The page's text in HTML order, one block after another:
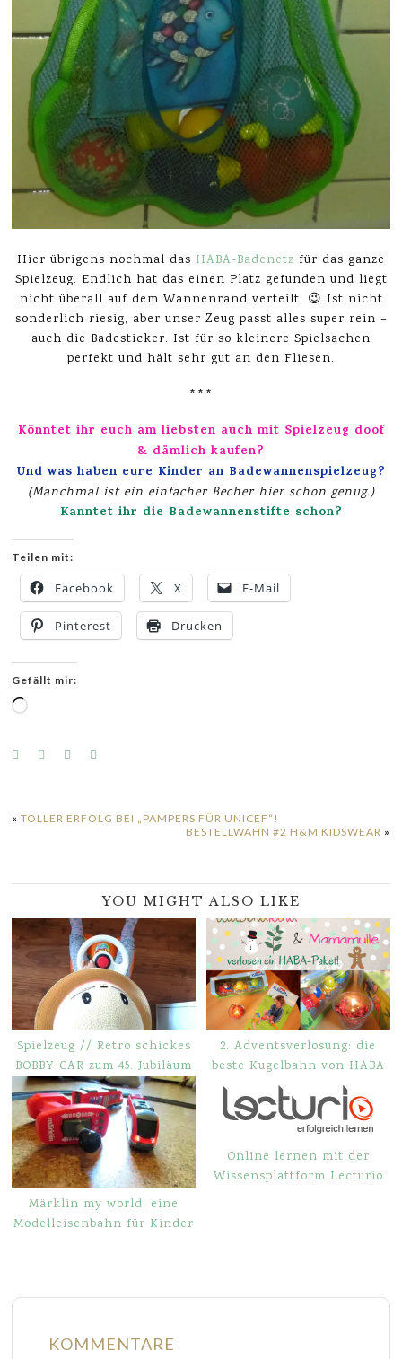
Hier übrigens nochmal das HABA-Badenetz für das ganze
Spielzeug. Endlich hat das einen Platz gefunden und liegt
nicht überall auf dem Wannenrand verteilt. 😉 Ist nicht
sonderlich riesig, aber unser Zeug passt alles super rein –
auch die Badesticker. Ist für so kleinere Spielsachen
perfekt und hält sehr gut an den Fliesen.
***
Könntet ihr euch am liebsten auch mit Spielzeug doof
& dämlich kaufen?
Und was haben eure Kinder an Badewannenspielzeug?
(Manchmal ist ein einfacher Becher hier schon genug.)
Kanntet ihr die Badewannenstifte schon?
Teilen mit:
Facebook X E-Mail
Pinterest Drucken
Gefällt mir:
Wird
«TOLLER ERFOLG BEI „PAMPERS FÜR UNICEF“!
BESTELLWAHN #2 H&M KIDSWEAR »
YOU MIGHT ALSO LIKE
Spielzeug // Retro schickes
BOBBY CAR zum 45. Jubiläum
2. Adventsverlosung: die
beste Kugelbahn von HABA
Märklin my world: eine
Modelleisenbahn für Kinder
Online lernen mit der
Wissensplattform Lecturio
KOMMENTARE